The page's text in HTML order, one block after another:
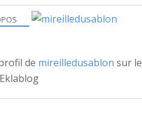
de mireilledusablon sur le